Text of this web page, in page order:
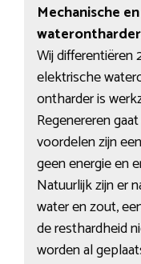
Mechanische
Wij differentiëren
elektrische
ontharder is
Regenereren
voordelen zijn
geen energie en
Natuurlijk zijn er
water en zout,
de resthardheid
worden al